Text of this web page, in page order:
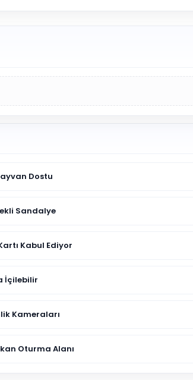
Dostu
Sandalye
Kabul Ediyor
İçilebilir
Kameraları
Oturma Alanı